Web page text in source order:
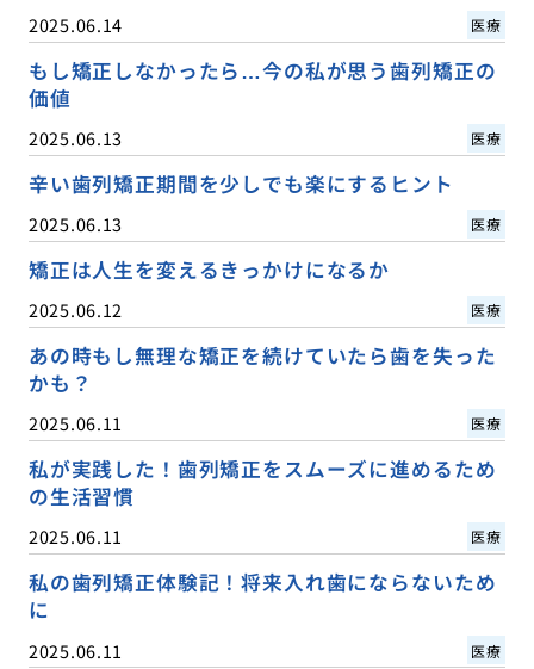
2025.06.14 医療
もし矯正しなかったら…今の私が思う歯列矯正の
価値
2025.06.13 医療
辛い歯列矯正期間を少しでも楽にするヒント
2025.06.13 医療
矯正は人生を変えるきっかけになるか
2025.06.12 医療
あの時もし無理な矯正を続けていたら歯を失った
かも？
2025.06.11 医療
私が実践した！歯列矯正をスムーズに進めるため
の生活習慣
2025.06.11 医療
私の歯列矯正体験記！将来入れ歯にならないため
に
2025.06.11 医療